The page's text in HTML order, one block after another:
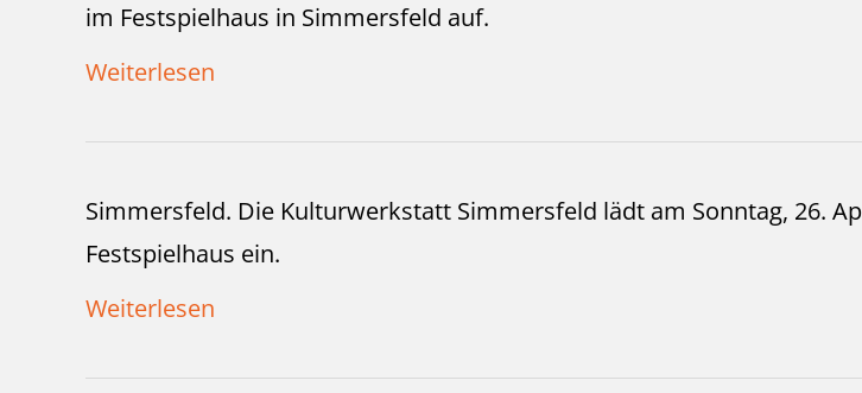
im Festspielhaus in Simmersfeld auf.
Weiterlesen
Simmersfeld. Die Kulturwerkstatt Simmersfeld lädt am Sonntag, 26.
Festspielhaus ein.
Weiterlesen